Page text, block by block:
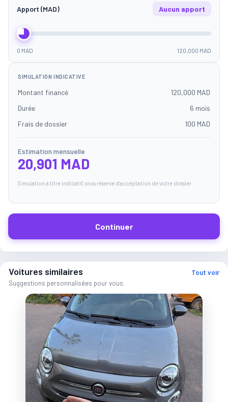
Apport (MAD) Aucun apport
0 MAD 120,000 MAD
SIMULATION INDICATIVE
Montant financé
120,000 MAD
Durée
6 mois
Frais de dossier
100 MAD
Estimation mensuelle
20,901 MAD
Simulation à titre indicatif, sous réserve d'acceptation de votre dossier.
Continuer
Voitures similaires
Suggestions personnalisées pour vous.
Tout voir